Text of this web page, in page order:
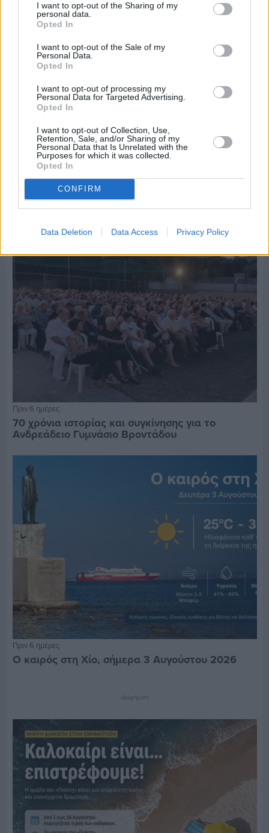
I want to opt-out of the Sharing of my
personal data.
Opted In
I want to opt-out of the Sale of my
Personal Data.
Opted In
I want to opt-out of processing my
Personal Data for Targeted Advertising.
Opted In
I want to opt-out of Collection, Use,
Retention, Sale, and/or Sharing of my
Personal Data that Is Unrelated with the
Purposes for which it was collected.
Opted In
CONFIRM
Data Deletion Data Access Privacy Policy
Πριν 5 ημέρες
Παραμονή Δεκαπενταύγουστου με μεγάλο
πανηγύρι στη Σιδηρούντα
Πριν 6 ημέρες
70 χρόνια ιστορίας και συγκίνησης για το
Ανδρεάδειο Γυμνάσιο Βροντάδου
Πριν 6 ημέρες
Ο καιρός στη Χίο, σήμερα 3 Αυγούστου 2026
Διαφήμιση